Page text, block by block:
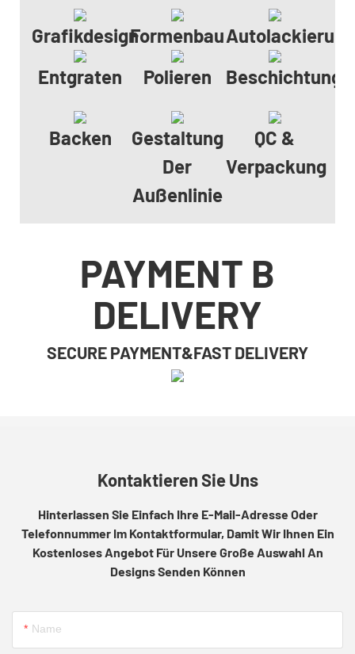
GrafikdesignFormenbauAutolackierung
Entgraten
Polieren
Backen
Gestaltung
Der
Außenlinie
QC &
Verpackung
PAYMENT B
DELIVERY
SECURE PAYMENT&FAST DELIVERY
Kontaktieren Sie Uns
Hinterlassen Sie Einfach Ihre E-Mail-Adresse Oder
Telefonnummer Im Kontaktformular, Damit Wir Ihnen Ein
Kostenloses Angebot Für Unsere Große Auswahl An
Designs Senden Können
Name